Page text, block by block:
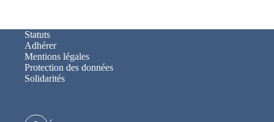
Statuts
Adhérer
Mentions légales
Protection des données
Solidarités